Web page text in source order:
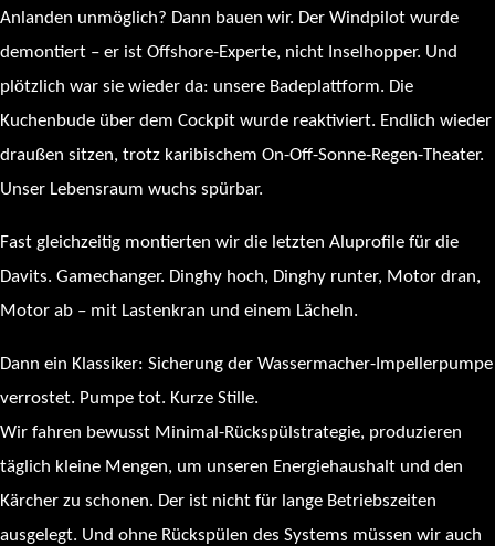
Anlanden unmöglich? Dann bauen wir. Der Windpilot wurde
demontiert – er ist Offshore-Experte, nicht Inselhopper. Und
plötzlich war sie wieder da: unsere Badeplattform. Die
Kuchenbude über dem Cockpit wurde reaktiviert. Endlich wieder
draußen sitzen, trotz karibischem On-Off-Sonne-Regen-Theater.
Unser Lebensraum wuchs spürbar.
Fast gleichzeitig montierten wir die letzten Aluprofile für die
Davits. Gamechanger. Dinghy hoch, Dinghy runter, Motor dran,
Motor ab – mit Lastenkran und einem Lächeln.
Dann ein Klassiker: Sicherung der Wassermacher-Impellerpumpe
verrostet. Pumpe tot. Kurze Stille.
Wir fahren bewusst Minimal-Rückspülstrategie, produzieren
täglich kleine Mengen, um unseren Energiehaushalt und den
Kärcher zu schonen. Der ist nicht für lange Betriebszeiten
ausgelegt. Und ohne Rückspülen des Systems müssen wir auch